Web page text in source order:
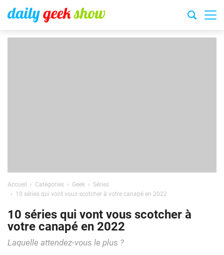
Accueil Catégories Geek
Séries
10 séries qui vont vous scotcher à votre canapé en 2022
10 séries qui vont vous scotcher à
votre canapé en 2022
Laquelle attendez-vous le plus ?